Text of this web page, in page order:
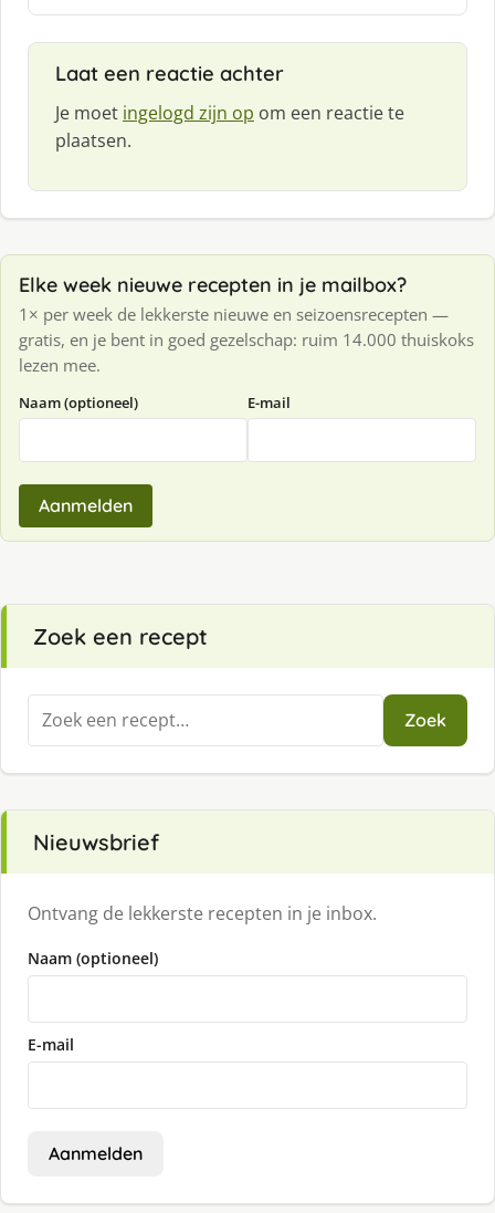
:
Laat een reactie achter
Je moet ingelogd zijn op om een reactie te
plaatsen.
Elke week nieuwe recepten in je mailbox?
1× per week de lekkerste nieuwe en seizoensrecepten —
gratis, en je bent in goed gezelschap: ruim 14.000 thuiskoks
lezen mee.
Naam (optioneel) E-mail
Aanmelden
Zoek een recept
Zoeken
naar:
Zoek
Nieuwsbrief
Ontvang de lekkerste recepten in je inbox.
Naam (optioneel)
E-mail
Aanmelden